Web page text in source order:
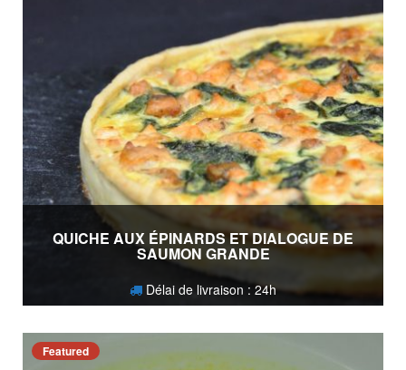
QUICHE AUX ÉPINARDS ET DIALOGUE DE
SAUMON GRANDE
Délai de livraison : 24h
Featured